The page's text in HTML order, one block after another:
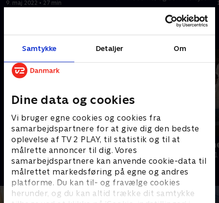
Samtykke Detaljer Om
Dine data og cookies
Vi bruger egne cookies og cookies fra
samarbejdspartnere for at give dig den bedste
oplevelse af TV 2 PLAY, til statistik og til at
målrette annoncer til dig. Vores
samarbejdspartnere kan anvende cookie-data til
målrettet markedsføring på egne og andres
platforme. Du kan til- og fravælge cookies
herunder, og du kan altid trække dit samtykke
9. maj 2022 • 27 min
til beboelse - trods huller i
Andre så også
Det grænseløse bedrag
Dokumentar • 1 sæsoner
Med
Dokumentar •